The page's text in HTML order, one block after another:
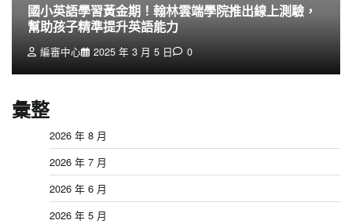
國小英語學習黃金期！翰林雲端學院推出線上測驗，
幫助孩子精準提升英語能力
編審中心 2025 年 3 月 5 日 0
彙整
2026 年 8 月
2026 年 7 月
2026 年 6 月
2026 年 5 月